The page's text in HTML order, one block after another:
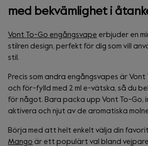
med bekvämlighet i
Vont To-Go engångsvape erbjuder en
stilren design, perfekt för dig som vill
stil.
Precis som andra engångsvapes är
och för-fylld med 2 ml e-vätska, så du
för något. Bara packa upp Vont To-Go,
aktivera och njut av de aromatiska
Börja med att helt enkelt välja din
Mango är ett populärt val bland